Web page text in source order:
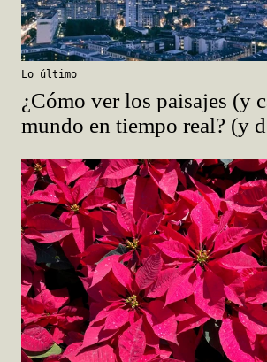
Lo último
¿Cómo ver los paisajes (y
mundo en tiempo real? (y